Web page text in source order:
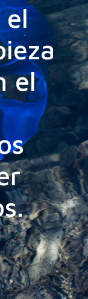
el
el